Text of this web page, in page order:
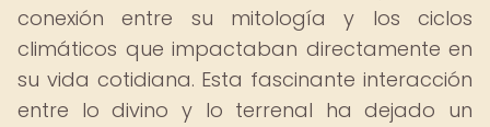
conexión entre su mitología y los ciclos
climáticos que impactaban directamente en
su vida cotidiana. Esta fascinante interacción
entre lo divino y lo terrenal ha dejado un